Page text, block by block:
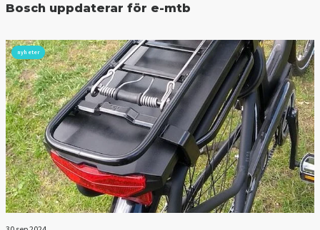
Bosch uppdaterar för e-mtb
nyheter